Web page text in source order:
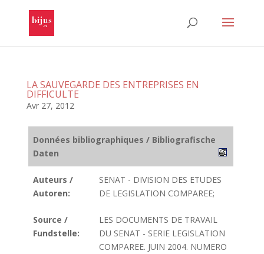
LA SAUVEGARDE DES ENTREPRISES EN
DIFFICULTE
Avr 27, 2012
Données bibliographiques / Bibliografische
Daten
Auteurs /
Autoren:
SENAT - DIVISION DES ETUDES
DE LEGISLATION COMPAREE;
Source /
Fundstelle:
LES DOCUMENTS DE TRAVAIL
DU SENAT - SERIE LEGISLATION
COMPAREE. JUIN 2004. NUMERO